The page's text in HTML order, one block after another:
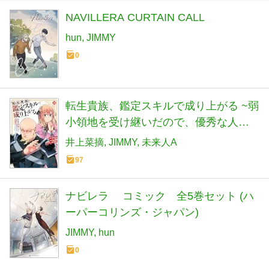
NAVILLERA CURTAIN CALL
hun JIMMY
0
転生貴族、鑑定スキルで成り上がる ~弱
小領地を受け継いだので、優秀な人材
を増やしていたら、最強領地になって
た~(18) (KCデラックス)
井上菜摘 JIMMY 未来人A
97
ナビレラ コミック 全5巻セット (ハ
ーパーコリンズ・ジャパン)
JIMMY hun
0